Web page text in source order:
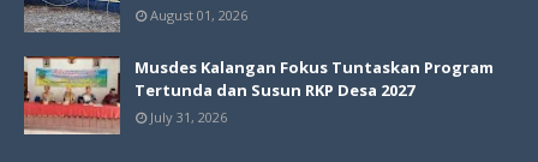
August 01, 2026
Musdes Kalangan Fokus Tuntaskan Program
Tertunda dan Susun RKP Desa 2027
July 31, 2026